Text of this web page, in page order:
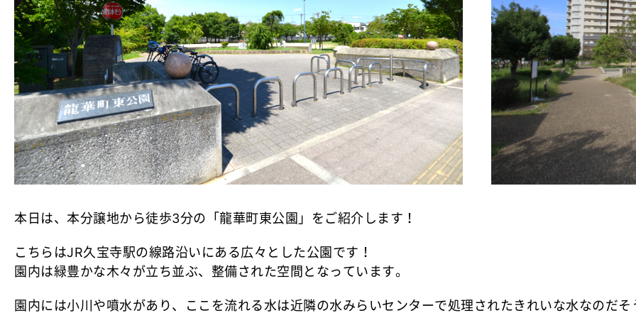
本日は、本分譲地から徒歩3分の「龍華町東公園」をご紹介します！
こちらはJR久宝寺駅の線路沿いにある広々とした公園です！
園内は緑豊かな木々が立ち並ぶ、整備された空間となっています。
園内には小川や噴水があり、ここを流れる水は近隣の水みらいセンターで処理されたきれいな水なのだそ